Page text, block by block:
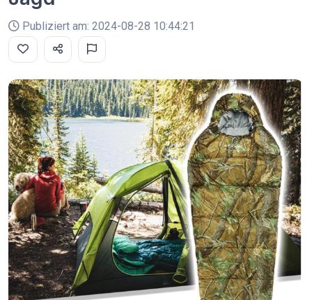
Publiziert am: 2024-08-28 10:44:21